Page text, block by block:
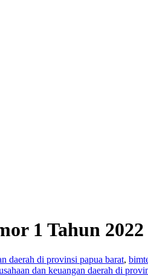
1 Tahun 2022
daerah di provinsi papua barat,
dan keuangan daerah di